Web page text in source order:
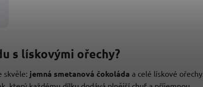
s lískovými ořechy?
skvěle: jemná smetanová čokoláda a celé lískové ořechy.